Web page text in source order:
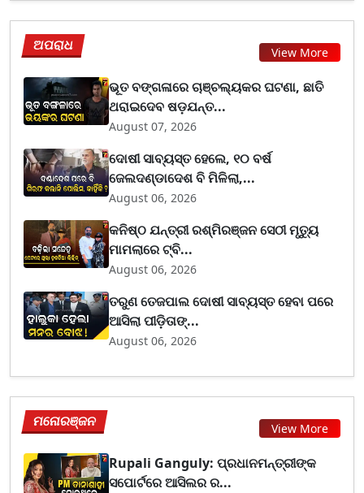
ଅପରାଧ View More
ଭୂତ ବଙ୍ଗଳାରେ ଚାଞ୍ଚଲ୍ୟକର ଘଟଣା, ଛାତି
ଥରାଇଦେବ ଷଡ଼ଯନ୍ତ...
August 07, 2026
ଦୋଷୀ ସାବ୍ୟସ୍ତ ହେଲେ, ୧୦ ବର୍ଷ
ଜେଲଦଣ୍ଡାଦେଶ ବି ମିଳିଲା,...
August 06, 2026
କନିଷ୍ଠ ଯନ୍ତ୍ରୀ ରଶ୍ମିରଞ୍ଜନ ସେଠୀ ମୃତ୍ୟୁ
ମାମଲାରେ ଟ୍ବି...
August 06, 2026
ତରୁଣ ତେଜପାଲ ଦୋଷୀ ସାବ୍ୟସ୍ତ ହେବା ପରେ
ଆସିଲା ପୀଡ଼ିତାଙ୍...
August 06, 2026
ମନୋରଞ୍ଜନ View More
Rupali Ganguly: ପ୍ରଧାନମନ୍ତ୍ରୀଙ୍କ
ସପୋର୍ଟରେ ଆସିଲର ର...